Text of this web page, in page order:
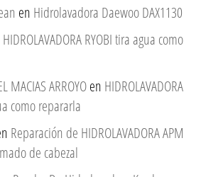
en Hidrolavadora Daewoo DAX1130
HIDROLAVADORA RYOBI tira agua como
MACIAS ARROYOen HIDROLAVADORA
como repararla
Reparación de HIDROLAVADORA APM
de cabezal